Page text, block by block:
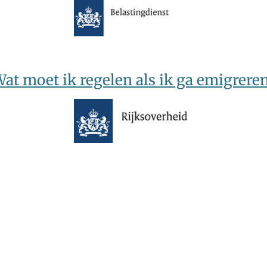
moet ik regelen als ik ga